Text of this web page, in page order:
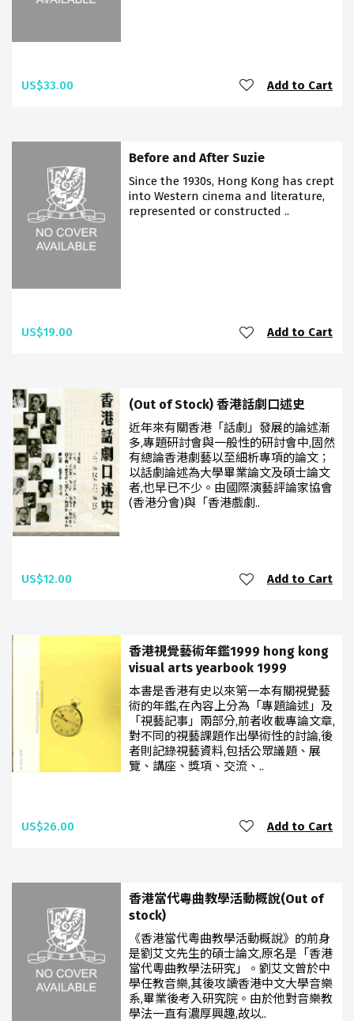
US$33.00 Add to Cart
Before and After Suzie
Since the 1930s, Hong Kong has crept
into Western cinema and literature,
represented or constructed ..
US$19.00 Add to Cart
(Out of Stock) 香港話劇口述史
近年來有關香港「話劇」發展的論述漸
多,專題研討會與一般性的研討會中,固然
有總論香港劇藝以至細析專項的論文；
以話劇論述為大學畢業論文及碩士論文
者,也早已不少。由國際演藝評論家協會
(香港分會)與「香港戲劇..
US$12.00 Add to Cart
香港視覺藝術年鑑1999 hong kong
visual arts yearbook 1999
本書是香港有史以來第一本有關視覺藝
術的年鑑,在內容上分為「專題論述」及
「視藝記事」兩部分,前者收載專論文章,
對不同的視藝課題作出學術性的討論,後
者則記錄視藝資料,包括公眾議題、展
覽、講座、獎項、交流、..
US$26.00 Add to Cart
香港當代粵曲教學活動概說(Out of
stock)
《香港當代粵曲教學活動概說》的前身
是劉艾文先生的碩士論文,原名是「香港
當代粵曲教學法研究」。劉艾文曾於中
學任教音樂,其後攻讀香港中文大學音樂
系,畢業後考入研究院。由於他對音樂教
學法一直有濃厚興趣,故以..